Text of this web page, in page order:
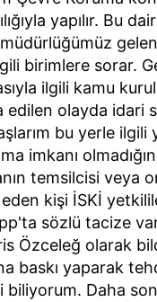
yapılır. Bu
birimlere sorar.
ilgili kamu
edilen olayda idari
bu yerle ilgili
imkanı
temsilcisi veya
kişi İSKİ
sözlü tacize
Özceleğ olarak
baskı yaparak
biliyorum. Daha